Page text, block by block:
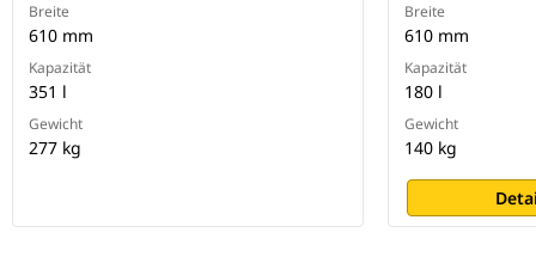
Breite
610 mm
Kapazität
351 l
Gewicht
277 kg
Breite
610 mm
Kapazität
180 l
Gewicht
140 kg